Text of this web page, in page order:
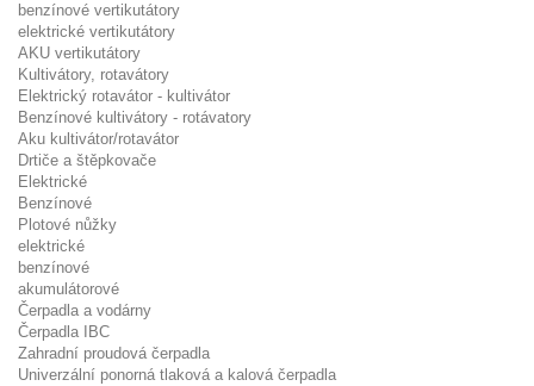
benzínové vertikutátory
elektrické vertikutátory
AKU vertikutátory
Kultivátory, rotavátory
Elektrický rotavátor - kultivátor
Benzínové kultivátory - rotávatory
Aku kultivátor/rotavátor
Drtiče a štěpkovače
Elektrické
Benzínové
Plotové nůžky
elektrické
benzínové
akumulátorové
Čerpadla a vodárny
Čerpadla IBC
Zahradní proudová čerpadla
Univerzální ponorná tlaková a kalová čerpadla